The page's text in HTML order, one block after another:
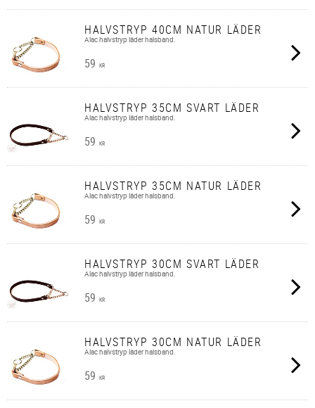
HALVSTRYP 40CM NATUR LÄDER
Alac halvstryp läder halsband.
59 KR
HALVSTRYP 35CM SVART LÄDER
Alac halvstryp läder halsband.
59 KR
HALVSTRYP 35CM NATUR LÄDER
Alac halvstryp läder halsband.
59 KR
HALVSTRYP 30CM SVART LÄDER
Alac halvstryp läder halsband.
59 KR
HALVSTRYP 30CM NATUR LÄDER
Alac halvstryp läder halsband.
59 KR